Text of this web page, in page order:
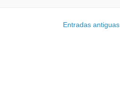
Entradas antiguas